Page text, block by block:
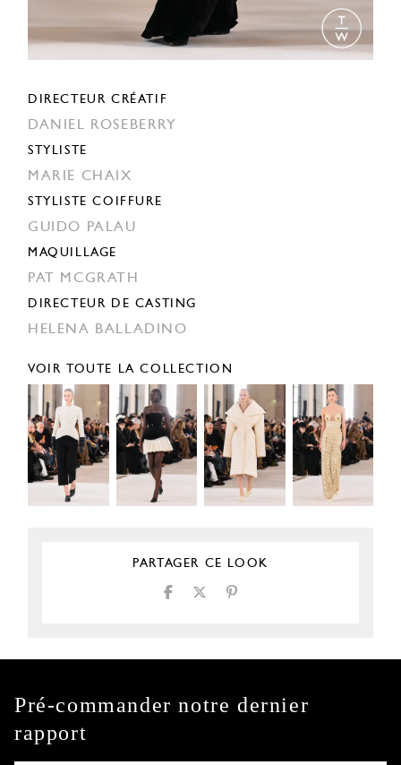
DIRECTEUR CRÉATIF
DANIEL ROSEBERRY
STYLISTE
MARIE CHAIX
STYLISTE COIFFURE
GUIDO PALAU
MAQUILLAGE
PAT MCGRATH
DIRECTEUR DE CASTING
HELENA BALLADINO
VOIR TOUTE LA COLLECTION
PARTAGER CE LOOK
Pré-commander notre dernier
rapport